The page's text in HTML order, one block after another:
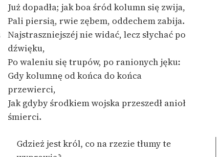
Dane fundacji i
sprawozdania finansowe
Regulamin darowizn
Informacja o treściach
wrażliwych
Deklaracja dostępności
Już dopadła; jak boa śród kolumn się zwija,
Pali piersią, rwie zębem, oddechem zabija.
Najstraszniejszéj nie widać, lecz słychać po
dźwięku,
Po waleniu się trupów, po ranionych jęku:
Gdy kolumnę od końca do końca
przewierci,
Jak gdyby środkiem wojska przeszedł anioł
śmierci.
Gdzież jest król, co na rzezie tłumy te